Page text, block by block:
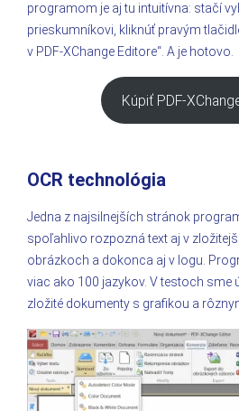
programom je aj tu intuitívna: stačí
prieskumníkovi, kliknúť pravým
v PDF-XChange Editore“. A je hotovo.
Kúpiť PDF-
OCR technológia
Jedna z najsilnejších stránok
spoľahlivo rozpozná text aj v
obrázkoch a dokonca aj v logu.
viac ako 100 jazykov. V testoch sme
zložité dokumenty s grafikou a